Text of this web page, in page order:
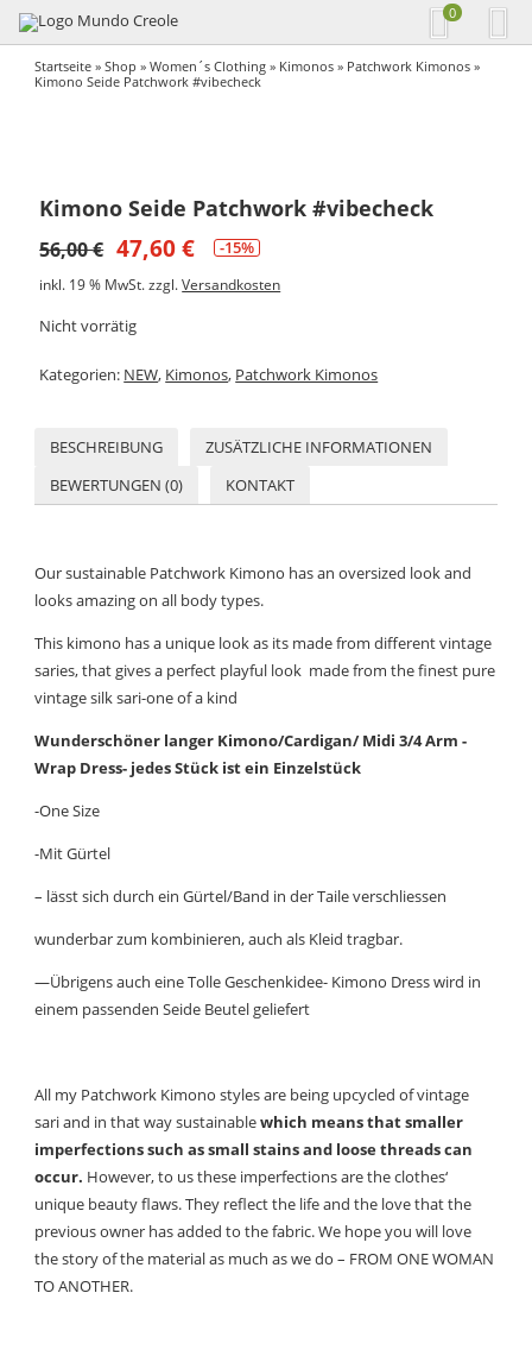
0
Startseite »Shop »Women´s Clothing » Kimonos » Patchwork Kimonos »
Kimono Seide Patchwork #vibecheck
Kimono Seide Patchwork #vibecheck
56,00€ 47,60€ -15%
inkl. 19 % MwSt. zzgl.Versandkosten
Nicht vorrätig
Kategorien: NEW, Kimonos, Patchwork Kimonos
BESCHREIBUNG
ZUSÄTZLICHE INFORMATIONEN
BEWERTUNGEN (0)
KONTAKT
Our sustainable Patchwork Kimono has an oversized look and
looks amazing on all body types.
This kimono has a unique look as its made from different vintage
saries, that gives a perfect playful look made from the finest pure
vintage silk sari-one of a kind
Wunderschöner langer Kimono/Cardigan/ Midi 3/4 Arm -
Wrap Dress- jedes Stück ist ein Einzelstück
-One Size
-Mit Gürtel
– lässt sich durch ein Gürtel/Band in der Taile verschliessen
wunderbar zum kombinieren, auch als Kleid tragbar.
—Übrigens auch eine Tolle Geschenkidee- Kimono Dress wird in
einem passenden Seide Beutel geliefert
All my Patchwork Kimono styles are being upcycled of vintage
sari and in that way sustainablewhich means that smaller
imperfections such as small stains and loose threads can
occur. However, to us these imperfections are the clothes‘
unique beauty flaws. They reflect the life and the love that the
previous owner has added to the fabric. We hope you will love
the story of the material as much as we do – FROM ONE WOMAN
TO ANOTHER.